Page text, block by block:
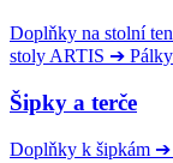
Doplňky na stolní
stoly ARTIS ➔
Šipky a terče
Doplňky k šipkám ➔